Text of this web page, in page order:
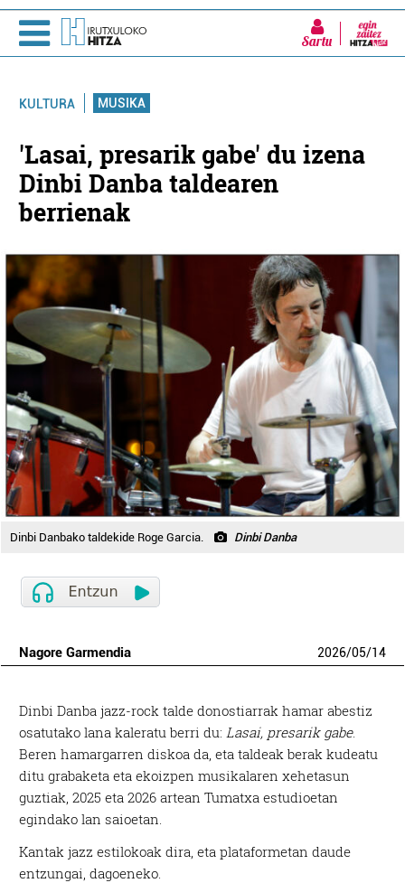
Sartu
KULTURA MUSIKA
'Lasai, presarik gabe' du izena
Dinbi Danba taldearen
berrienak
Dinbi Danbako taldekide Roge Garcia. Dinbi Danba
Nagore Garmendia 2026/05/14
Dinbi Danba jazz-rock talde donostiarrak hamar abestiz
osatutako lana kaleratu berri du: Lasai, presarik gabe.
Beren hamargarren diskoa da, eta taldeak berak kudeatu
ditu grabaketa eta ekoizpen musikalaren xehetasun
guztiak, 2025 eta 2026 artean Tumatxa estudioetan
egindako lan saioetan.
Kantak jazz estilokoak dira, eta plataformetan daude
entzungai, dagoeneko.